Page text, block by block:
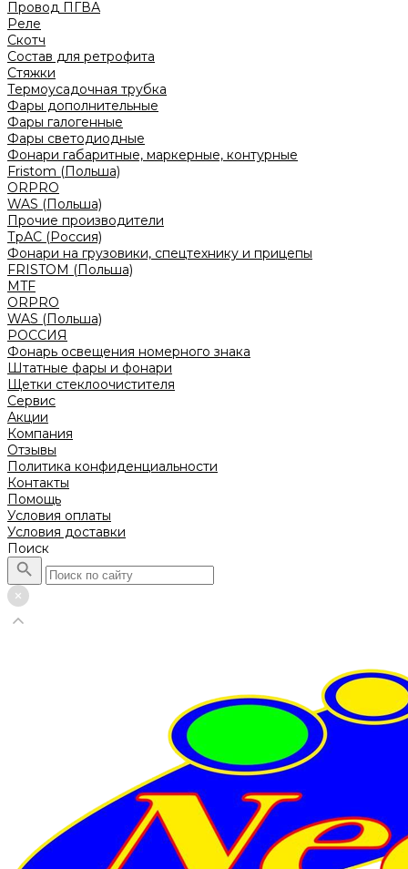
Провод ПГВА
Реле
Скотч
Состав для ретрофита
Стяжки
Термоусадочная трубка
Фары дополнительные
Фары галогенные
Фары светодиодные
Фонари габаритные, маркерные, контурные
Fristom (Польша)
ORPRO
WAS (Польша)
Прочие производители
ТрАС (Россия)
Фонари на грузовики, спецтехнику и прицепы
FRISTOM (Польша)
MTF
ORPRO
WAS (Польша)
РОССИЯ
Фонарь освещения номерного знака
Штатные фары и фонари
Щетки стеклоочистителя
Сервис
Акции
Компания
Отзывы
Политика конфиденциальности
Контакты
Помощь
Условия оплаты
Условия доставки
Поиск